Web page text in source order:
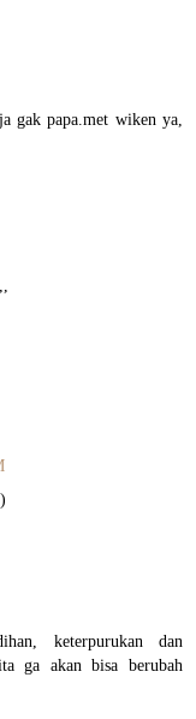
gak papa.met wiken ya,
keterpurukan dan
ga akan bisa berubah